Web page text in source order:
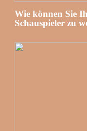
Wie können Sie
Schauspieler zu